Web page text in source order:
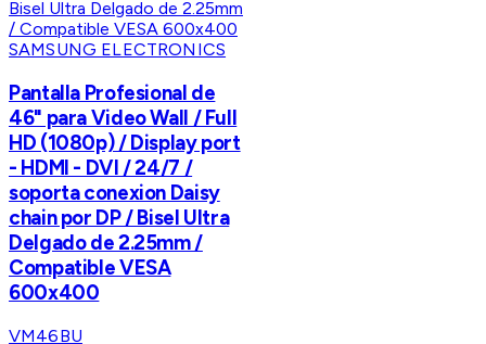
SAMSUNG ELECTRONICS
Pantalla Profesional de
46" para Video Wall / Full
HD (1080p) / Display port
- HDMI - DVI / 24/7 /
soporta conexion Daisy
chain por DP / Bisel Ultra
Delgado de 2.25mm /
Compatible VESA
600x400
VM46BU